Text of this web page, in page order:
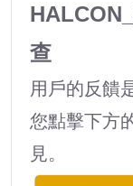
查
用戶的反饋
您點擊下方
見。